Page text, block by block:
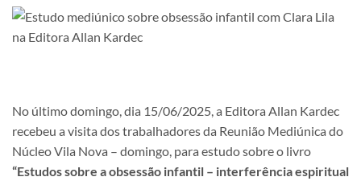
No último domingo, dia 15/06/2025, a Editora Allan Kardec
recebeu a visita dos trabalhadores da Reunião Mediúnica do
Núcleo Vila Nova – domingo, para estudo sobre o livro
“Estudos sobre a obsessão infantil – interferência espiritual